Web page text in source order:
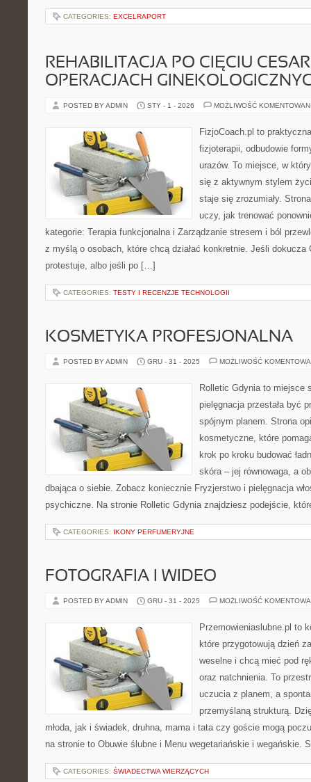
CATEGORIES: EXCELRAPORT
REHABILITACJA PO CIĘCIU
OPERACJACH
POSTED BY ADMIN STY - 1 - 2026 MOŻLIWOŚĆ
FizjoCoach.pl to
fizjoterapii, odbudowie
urazów. To miejsce, w
się z aktywnym stylem
staje się zrozumiały.
uczy, jak trenować
kategorie: Terapia funkcjonalna i Zarządzanie stresem i ból
z myślą o osobach, które chcą działać konkretnie. Jeśli dokucza
protestuje, albo jeśli po […]
CATEGORIES: TESTY I RECENZJE TECHNOLOGII
KOSMETYKA PROFESJONALNA
POSTED BY ADMIN GRU - 31 - 2025 MOŻLIWOŚĆ
Rolletic Gdynia to miejsce
pielęgnacja przestała być
spójnym planem. Strona
kosmetyczne, które
krok po kroku budować
skóra – jej równowaga, a
dbająca o siebie. Zobacz koniecznie Fryzjerstwo i pielęgnacja
psychiczne. Na stronie Rolletic Gdynia znajdziesz podejście,
CATEGORIES: IKONY PERFUMERYJNE
FOTOGRAFIA I WIDEO
POSTED BY ADMIN GRU - 31 - 2025 MOŻLIWOŚĆ
Przemowieniaslubne.pl to
które przygotowują dzień
weselne i chcą mieć pod
oraz natchnienia. To
uczucia z planem, a
przemyślaną strukturą.
młoda, jak i świadek, druhna, mama i tata czy goście mogą
na stronie to Obuwie ślubne i Menu wegetariańskie i wegańskie.
CATEGORIES: ŚWIADECTWA WIERZĄCYCH